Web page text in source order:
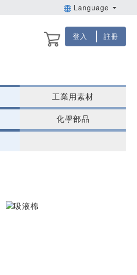
Language
登入 註冊
工業用素材
化學部品